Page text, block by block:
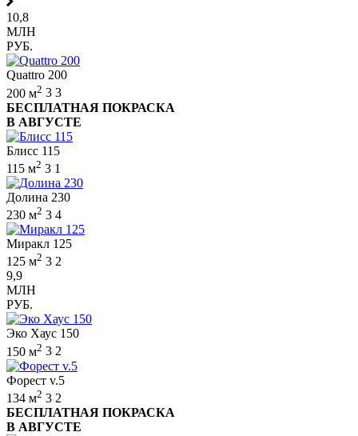
10,8
МЛН
РУБ.
Quattro 200
200 м2 3 3
БЕСПЛАТНАЯ ПОКРАСКА
В АВГУСТЕ
Блисс 115
115 м2 3 1
Долина 230
230 м2 3 4
Миракл 125
125 м2 3 2
9,9
МЛН
РУБ.
Эко Хаус 150
150 м2 3 2
Форест v.5
134 м2 3 2
БЕСПЛАТНАЯ ПОКРАСКА
В АВГУСТЕ